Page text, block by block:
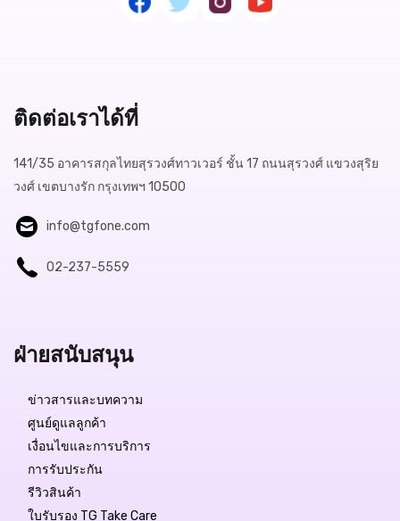
ติดต่อเราได้ที่
141/35 อาคารสกุลไทยสุรวงศ์ทาวเวอร์ ชั้น 17 ถนนสุรวงศ์ แขวงสุริย
วงศ์ เขตบางรัก กรุงเทพฯ 10500
info@tgfone.com
02-237-5559
ฝ่ายสนับสนุน
ข่าวสารและบทความ
ศูนย์ดูแลลูกค้า
เงื่อนไขและการบริการ
การรับประกัน
รีวิวสินค้า
ใบรับรอง TG Take Care